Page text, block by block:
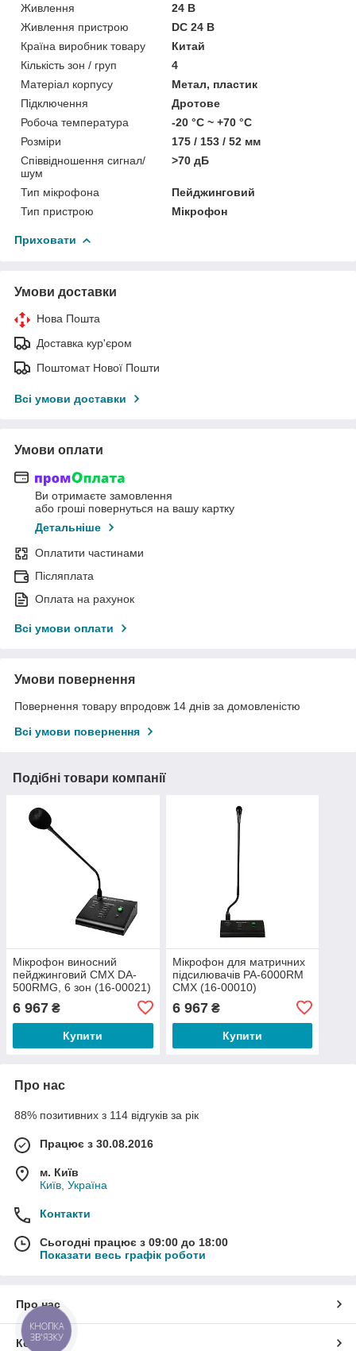
Живлення
24 В
Живлення пристрою
DC 24 В
Країна виробник товару
Китай
Кількість зон / груп
4
Матеріал корпусу
Метал, пластик
Підключення
Дротове
Робоча температура
-20 °C ~ +70 °C
Розміри
175 / 153 / 52 мм
Співвідношення сигнал/
шум
>70 дБ
Тип мікрофона
Пейджинговий
Тип пристрою
Мікрофон
Приховати
Умови доставки
Нова Пошта
Доставка кур'єром
Поштомат Нової Пошти
Всі умови доставки
Умови оплати
Ви отримаєте замовлення
або гроші повернуться на вашу картку
Детальніше
Оплатити частинами
Післяплата
Оплата на рахунок
Всі умови оплати
Умови повернення
Повернення товару впродовж 14 днів за домовленістю
Всі умови повернення
Подібні товари компанії
Мікрофон виносний
пейджинговий CMX DA-
500RMG, 6 зон (16-00021)
6 967 ₴
Купити
Мікрофон для матричних
підсилювачів PA-6000RM
CMX (16-00010)
6 967₴
Купити
Про нас
88% позитивних з 114 відгуків за рік
Працює з 30.08.2016
м. Київ
Київ, Україна
Контакти
Сьогодні працює з 09:00 до 18:00
Показати весь графік роботи
Про нас
Контакти
КНОПКА
ЗВ'ЯЗКУ